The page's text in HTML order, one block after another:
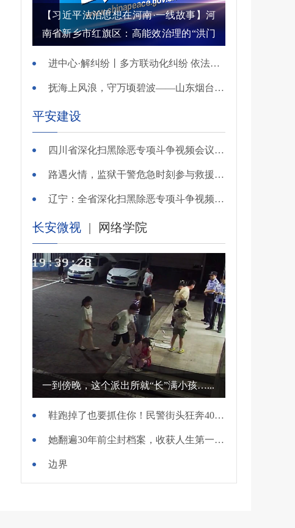
【习近平法治思想在河南·一线故事】河
南省新乡市红旗区：高能效治理的“洪门
进中心·解纠纷丨多方联动化纠纷 依法调解护农耕
抚海上风浪，守万顷碧波——山东烟台把矛盾化解在微澜未起时
平安建设
四川省深化扫黑除恶专项斗争视频会议召开 于立军出席并讲话
路遇火情，监狱干警危急时刻参与救援显身手！
辽宁：全省深化扫黑除恶专项斗争视频会议召开
长安微视 | 网络学院
一到傍晚，这个派出所就“长”满小孩…...
鞋跑掉了也要抓住你！民警街头狂奔400米擒贼
她翻遍30年前尘封档案，收获人生第一面锦旗
边界